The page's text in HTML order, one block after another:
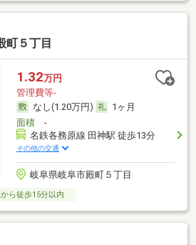
町５丁目
1.32万円
管理費等-
なし(1.20万円)
1ヶ月
面積-
名鉄各務原線 田神駅 徒歩13分
その他の交通
岐阜県岐阜市殿町５丁目
ら徒歩15分以内